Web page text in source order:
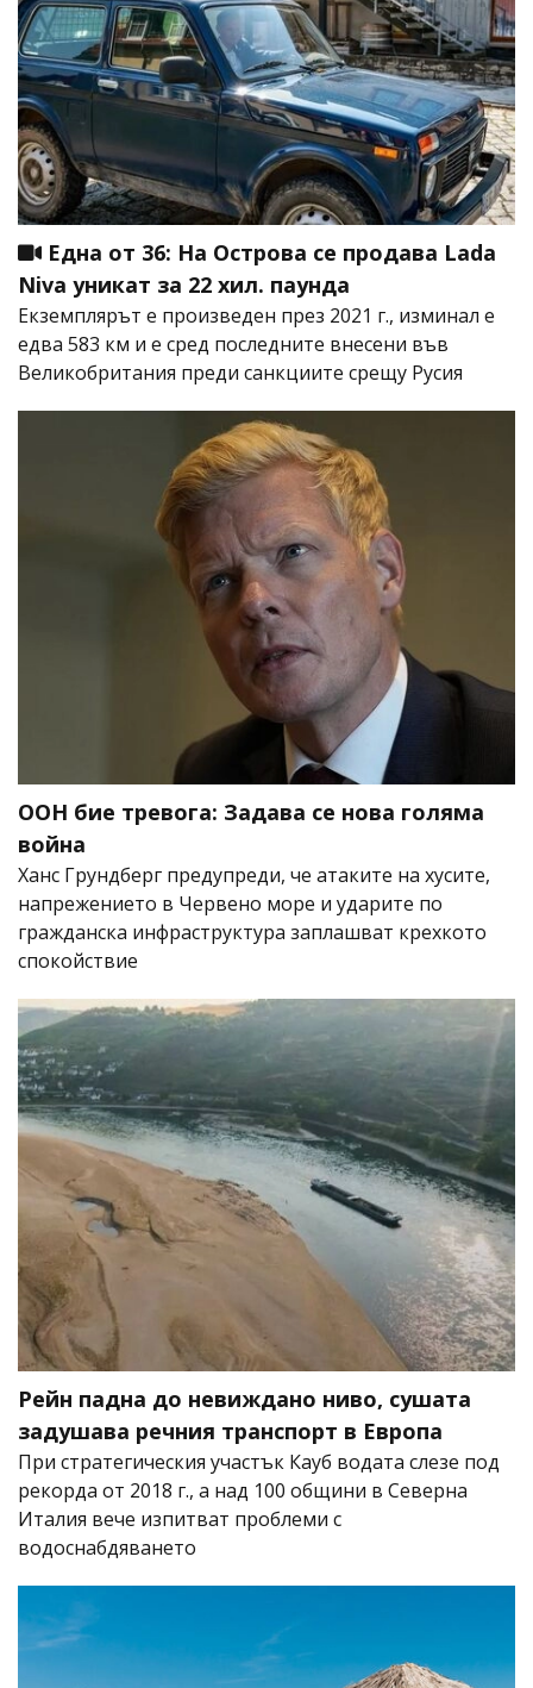
Една от 36: На Острова се продава Lada
Niva уникат за 22 хил. паунда
Екземплярът е произведен през 2021 г., изминал е
едва 583 км и е сред последните внесени във
Великобритания преди санкциите срещу Русия
ООН бие тревога: Задава се нова голяма
война
Ханс Грундберг предупреди, че атаките на хусите,
напрежението в Червено море и ударите по
гражданска инфраструктура заплашват крехкото
спокойствие
Рейн падна до невиждано ниво, сушата
задушава речния транспорт в Европа
При стратегическия участък Кауб водата слезе под
рекорда от 2018 г., а над 100 общини в Северна
Италия вече изпитват проблеми с
водоснабдяването